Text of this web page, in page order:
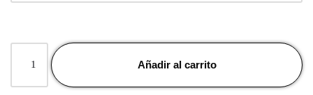
Añadir al carrito